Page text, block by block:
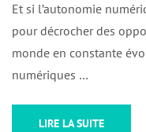
Et si l’autonomie
pour décrocher des
monde en constante
numériques …
LIRE LA SUITE